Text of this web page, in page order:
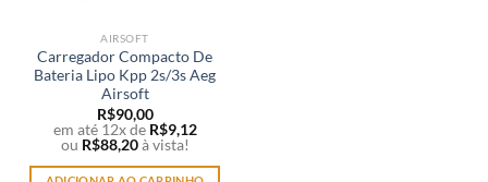
AIRSOFT
Carregador Compacto De
Bateria Lipo Kpp 2s/3s Aeg
Airsoft
R$90,00
em até 12x de R$9,12
ou R$88,20 à vista!